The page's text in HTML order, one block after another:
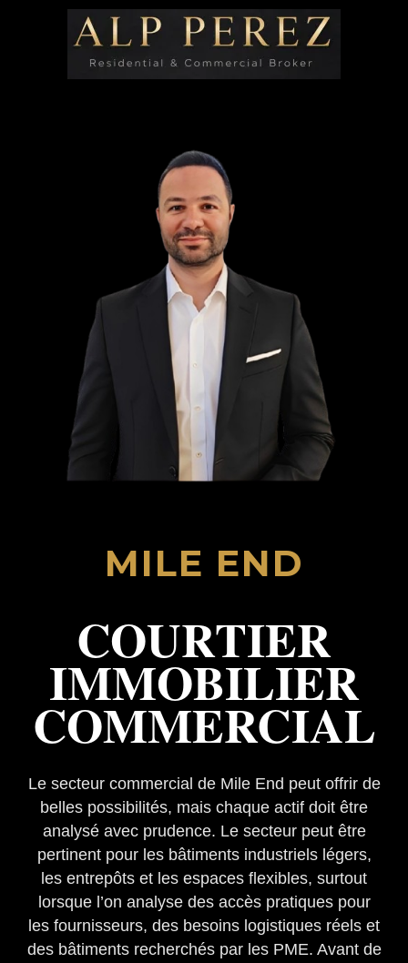
MILE END
COURTIER
IMMOBILIER
COMMERCIAL
Le secteur commercial de Mile End peut offrir de
belles possibilités, mais chaque actif doit être
analysé avec prudence. Le secteur peut être
pertinent pour les bâtiments industriels légers,
les entrepôts et les espaces flexibles, surtout
lorsque l’on analyse des accès pratiques pour
les fournisseurs, des besoins logistiques réels et
des bâtiments recherchés par les PME. Avant de